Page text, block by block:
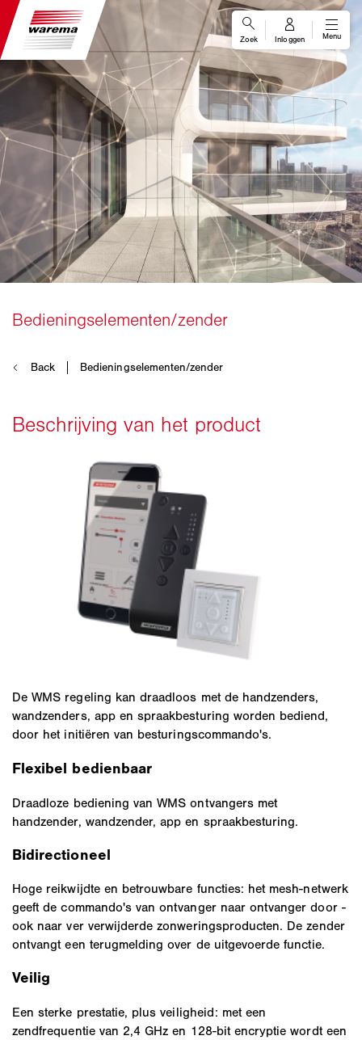
De WMS regeling kan draadloos met de handzenders,
wandzenders, app en spraakbesturing worden bediend,
door het initiëren van besturingscommando's.
Flexibel bedienbaar
Draadloze bediening van WMS ontvangers met
handzender, wandzender, app en spraakbesturing.
Bidirectioneel
Hoge reikwijdte en betrouwbare functies: het mesh-netwerk
geeft de commando's van ontvanger naar ontvanger door -
ook naar ver verwijderde zonweringsproducten. De zender
ontvangt een terugmelding over de uitgevoerde functie.
Veilig
Een sterke prestatie, plus veiligheid: met een
zendfrequentie van 2,4 GHz en 128-bit encryptie wordt een